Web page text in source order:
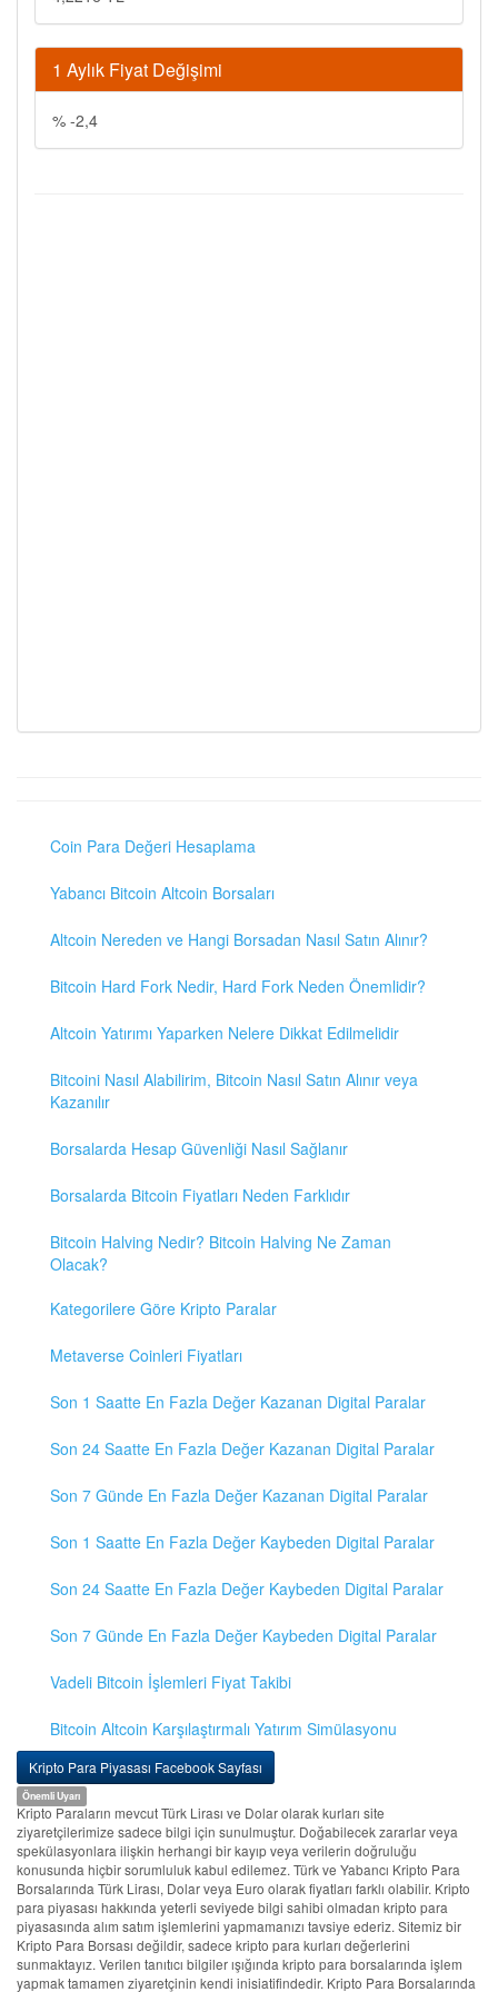
1 Aylık Fiyat Değişimi
% -2,4
Coin Para Değeri Hesaplama
Yabancı Bitcoin Altcoin Borsaları
Altcoin Nereden ve Hangi Borsadan Nasıl Satın Alınır?
Bitcoin Hard Fork Nedir, Hard Fork Neden Önemlidir?
Altcoin Yatırımı Yaparken Nelere Dikkat Edilmelidir
Bitcoini Nasıl Alabilirim, Bitcoin Nasıl Satın Alınır veya
Kazanılır
Borsalarda Hesap Güvenliği Nasıl Sağlanır
Borsalarda Bitcoin Fiyatları Neden Farklıdır
Bitcoin Halving Nedir? Bitcoin Halving Ne Zaman
Olacak?
Kategorilere Göre Kripto Paralar
Metaverse Coinleri Fiyatları
Son 1 Saatte En Fazla Değer Kazanan Digital Paralar
Son 24 Saatte En Fazla Değer Kazanan Digital Paralar
Son 7 Günde En Fazla Değer Kazanan Digital Paralar
Son 1 Saatte En Fazla Değer Kaybeden Digital Paralar
Son 24 Saatte En Fazla Değer Kaybeden Digital Paralar
Son 7 Günde En Fazla Değer Kaybeden Digital Paralar
Vadeli Bitcoin İşlemleri Fiyat Takibi
Bitcoin Altcoin Karşılaştırmalı Yatırım Simülasyonu
Kripto Para Piyasası Facebook Sayfası
Önemli Uyarı
Kripto Paraların mevcut Türk Lirası ve Dolar olarak kurları site
ziyaretçilerimize sadece bilgi için sunulmuştur. Doğabilecek zararlar veya
spekülasyonlara ilişkin herhangi bir kayıp veya verilerin doğruluğu
konusunda hiçbir sorumluluk kabul edilemez. Türk ve Yabancı Kripto Para
Borsalarında Türk Lirası, Dolar veya Euro olarak fiyatları farklı olabilir. Kripto
para piyasası hakkında yeterli seviyede bilgi sahibi olmadan kripto para
piyasasında alım satım işlemlerini yapmamanızı tavsiye ederiz. Sitemiz bir
Kripto Para Borsası değildir, sadece kripto para kurları değerlerini
sunmaktayız. Verilen tanıtıcı bilgiler ışığında kripto para borsalarında işlem
yapmak tamamen ziyaretçinin kendi inisiatifindedir. Kripto Para Borsalarında